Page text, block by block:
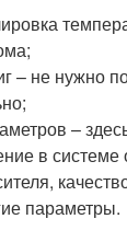
– не нужно
–
в системе
параметры.